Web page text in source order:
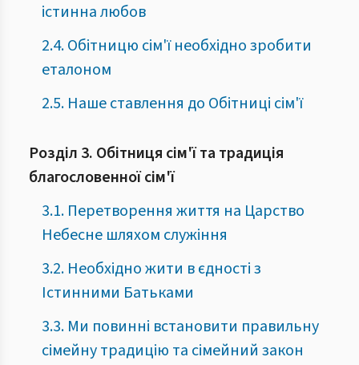
істинна любов
2.4. Обітницю сім'ї необхідно зробити
еталоном
2.5. Наше ставлення до Обітниці сім'ї
Розділ 3. Обітниця сім'ї та традиція
благословенної сім'ї
3.1. Перетворення життя на Царство
Небесне шляхом служіння
3.2. Необхідно жити в єдності з
Істинними Батьками
3.3. Ми повинні встановити правильну
сімейну традицію та сімейний закон